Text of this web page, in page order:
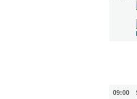
09:00